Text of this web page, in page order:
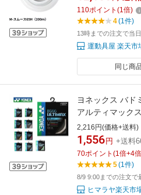
110ポイント (1倍)
4(1件)
13時までの注文で当
運動具屋 楽天市
同じ商
ヨネックス バド
アルティマック
2,216円(価格+送料)
1,556 円 +送料
70ポイント (1倍+4
5(1件)
8/9 9:00までの注文で
ヒマラヤ楽天市